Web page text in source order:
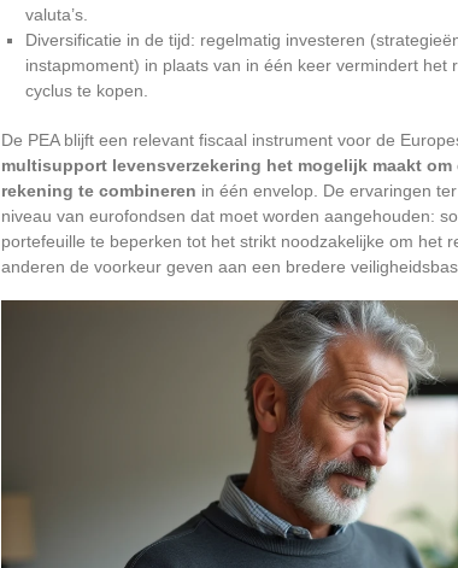
valuta’s.
Diversificatie in de tijd: regelmatig investeren
instapmoment) in plaats van in één keer vermindert het
cyclus te kopen.
De PEA blijft een relevant fiscaal instrument voor de
multisupport levensverzekering het mogelijk maakt
rekening te combineren in één envelop. De ervaringen
niveau van eurofondsen dat moet worden aangehouden:
portefeuille te beperken tot het strikt noodzakelijke om het
anderen de voorkeur geven aan een bredere